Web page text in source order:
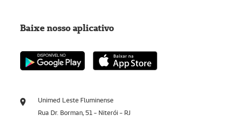
Unimed Leste Fluminense
Rua Dr. Borman, 51 - Niterói - RJ
Baixe nosso aplicativo